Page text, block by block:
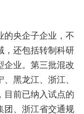
央企子企业，不
，还包括转制科研
企业。第三批混改
黑龙江、浙江、
目前已纳入试点的
团、浙江省交通规